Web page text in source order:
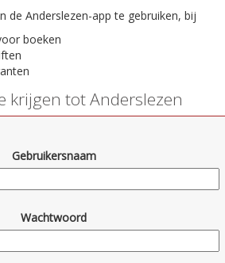
de Anderslezen-app te gebruiken, bij
boeken
krijgen tot Anderslezen
Gebruikersnaam
Wachtwoord